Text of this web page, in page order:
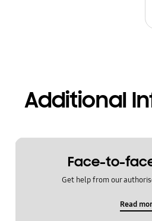
Additional
Face-to-
Get help from our
Read